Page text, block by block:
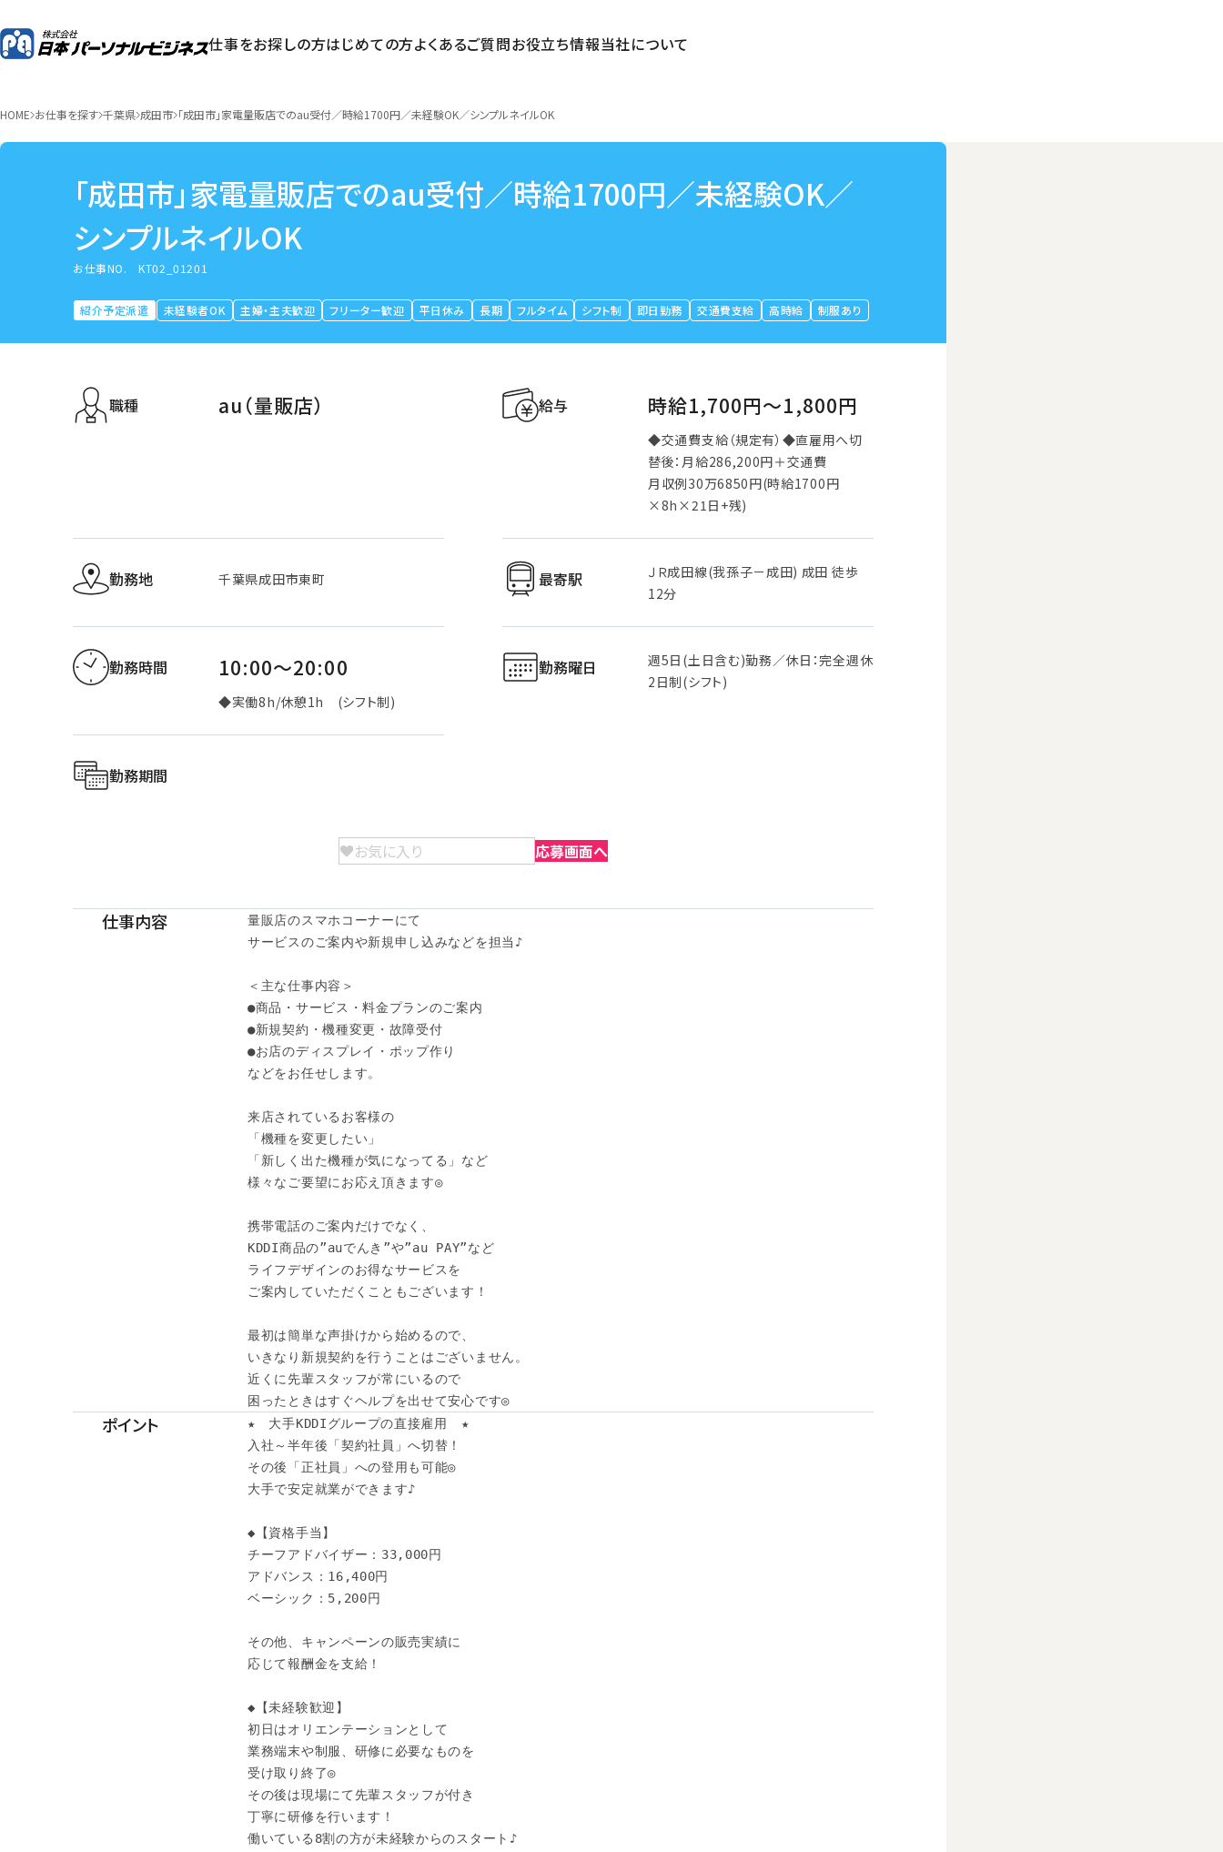
仕事をお探しの方はじめての方よくあるご質問お役立ち情報当社について
HOME お仕事を探す 千葉県 成田市 「成田市」家電量販店でのau受付／時給1700円／未経験OK／シンプルネイルOK
「成田市」家電量販店でのau受付／時給1700円／未経験OK／
シンプルネイルOK
お仕事NO.KT02_01201
紹介予定派遣 未経験者OK 主婦・主夫歓迎 フリーター歓迎 平日休み 長期 フルタイム シフト制 即日勤務 交通費支給 高時給 制服あり
職種 au（量販店） 給与 時給1,700円〜1,800円
◆交通費支給（規定有）◆直雇用へ切
替後：月給286,200円＋交通費
月収例30万6850円(時給1700円
×8h×21日+残)
勤務地 千葉県成田市東町 最寄駅
ＪＲ成田線(我孫子－成田) 成田 徒歩
12分
勤務時間 10:00～20:00
◆実働8h/休憩1h (シフト制)
勤務曜日
週5日(土日含む)勤務／休日：完全週休
2日制(シフト)
勤務期間
お気に入り 応募画面へ
仕事内容
量販店のスマホコーナーにて
サービスのご案内や新規申し込みなどを担当♪
＜主な仕事内容＞
●商品・サービス・料金プランのご案内
●新規契約・機種変更・故障受付
●お店のディスプレイ・ポップ作り
などをお任せします。
来店されているお客様の
「機種を変更したい」
「新しく出た機種が気になってる」など
様々なご要望にお応え頂きます◎
携帯電話のご案内だけでなく、
KDDI商品の”auでんき”や”au PAY”など
ライフデザインのお得なサービスを
ご案内していただくこともございます！
最初は簡単な声掛けから始めるので、
いきなり新規契約を行うことはございません。
近くに先輩スタッフが常にいるので
困ったときはすぐヘルプを出せて安心です◎
ポイント
★　大手KDDIグループの直接雇用　★
入社～半年後「契約社員」へ切替！
その後「正社員」への登用も可能◎
大手で安定就業ができます♪
◆【資格手当】
チーフアドバイザー：33,000円
アドバンス：16,400円
ベーシック：5,200円
その他、キャンペーンの販売実績に
応じて報酬金を支給！
◆【未経験歓迎】
初日はオリエンテーションとして
業務端末や制服、研修に必要なものを
受け取り終了◎
その後は現場にて先輩スタッフが付き
丁寧に研修を行います！
働いている8割の方が未経験からのスタート♪